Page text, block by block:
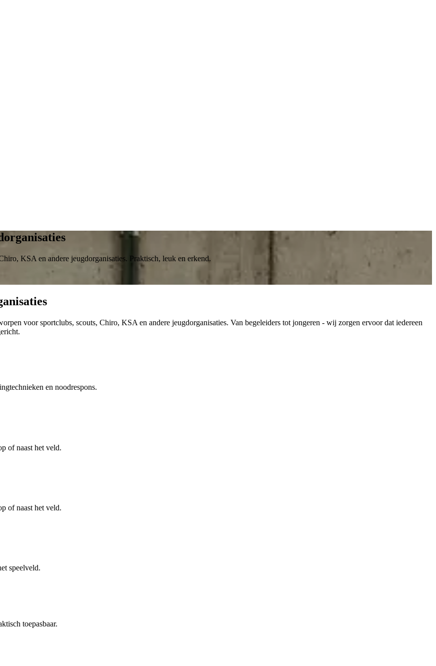
KSA en andere jeugdorganisaties. Praktisch, leuk en erkend.
voor sportclubs, scouts, Chiro, KSA en andere jeugdorganisaties. Van begeleiders tot jongeren - wij zorgen ervoor dat iedereen
en noodrespons.
of naast het veld.
of naast het veld.
speelveld.
toepasbaar.